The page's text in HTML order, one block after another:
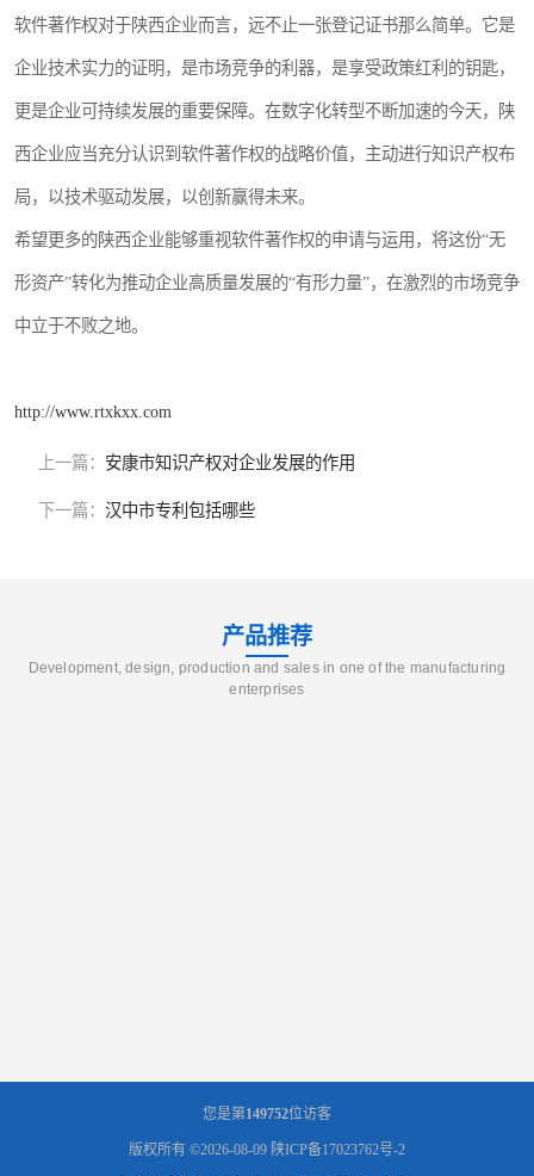
软件著作权对于陕西企业而言，远不止一张登记证书那么简单。它是
企业技术实力的证明，是市场竞争的利器，是享受政策红利的钥匙，
更是企业可持续发展的重要保障。在数字化转型不断加速的今天，陕
西企业应当充分认识到软件著作权的战略价值，主动进行知识产权布
局，以技术驱动发展，以创新赢得未来。
希望更多的陕西企业能够重视软件著作权的申请与运用，将这份“无
形资产”转化为推动企业高质量发展的“有形力量”，在激烈的市场竞争
中立于不败之地。
http://www.rtxkxx.com
上一篇： 安康市知识产权对企业发展的作用
下一篇： 汉中市专利包括哪些
产品推荐
Development, design, production and sales in one of the manufacturing
enterprises
您是第149752位访客
版权所有 ©2026-08-09 陕ICP备17023762号-2